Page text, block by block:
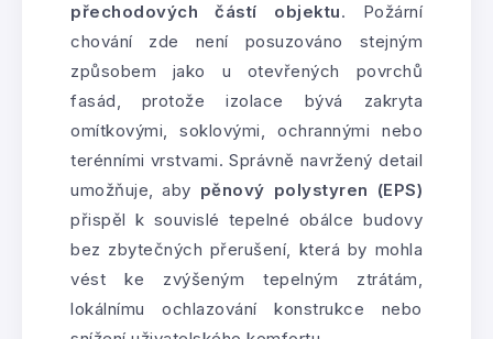
přechodových částí objektu. Požární
chování zde není posuzováno stejným
způsobem jako u otevřených povrchů
fasád, protože izolace bývá zakryta
omítkovými, soklovými, ochrannými nebo
terénními vrstvami. Správně navržený detail
umožňuje, aby pěnový polystyren (EPS)
přispěl k souvislé tepelné obálce budovy
bez zbytečných přerušení, která by mohla
vést ke zvýšeným tepelným ztrátám,
lokálnímu ochlazování konstrukce nebo